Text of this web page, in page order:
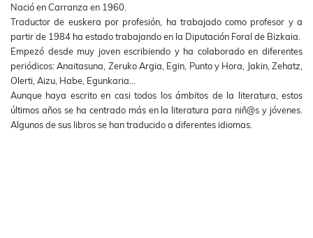
Nació en Carranza en 1960.
Traductor de euskera por profesión, ha trabajado como profesor y a
partir de 1984 ha estado trabajando en la Diputación Foral de Bizkaia.
Empezó desde muy joven escribiendo y ha colaborado en diferentes
periódicos: Anaitasuna, Zeruko Argia, Egin, Punto y Hora, Jakin, Zehatz,
Olerti, Aizu, Habe, Egunkaria...
Aunque haya escrito en casi todos los ámbitos de la literatura, estos
últimos años se ha centrado más en la literatura para niñ@s y jóvenes.
Algunos de sus libros se han traducido a diferentes idiomas.